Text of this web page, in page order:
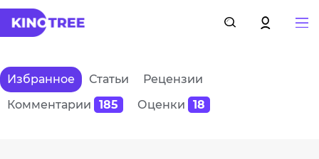
Избранное Статьи
Рецензии
Комментарии
185 Оценки 18